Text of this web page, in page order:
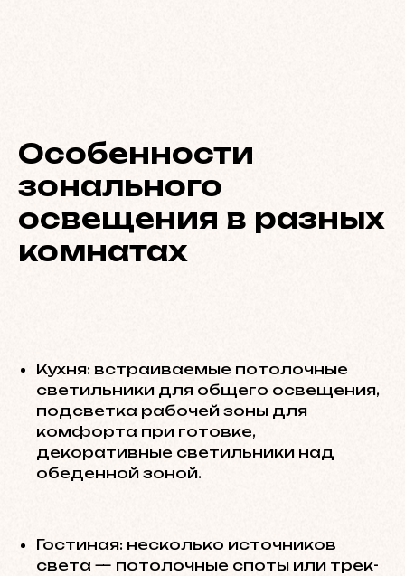
Особенности
зонального
освещения в разных
комнатах
Кухня: встраиваемые потолочные
светильники для общего освещения,
подсветка рабочей зоны для
комфорта при готовке,
декоративные светильники над
обеденной зоной.
Гостиная: несколько источников
света — потолочные споты или трек-